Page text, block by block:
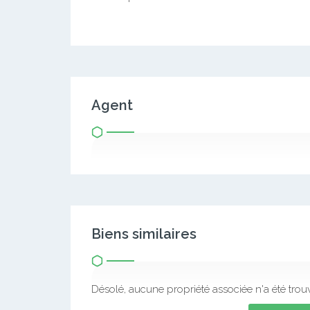
Agent
Biens similaires
Désolé, aucune propriété associée n'a été